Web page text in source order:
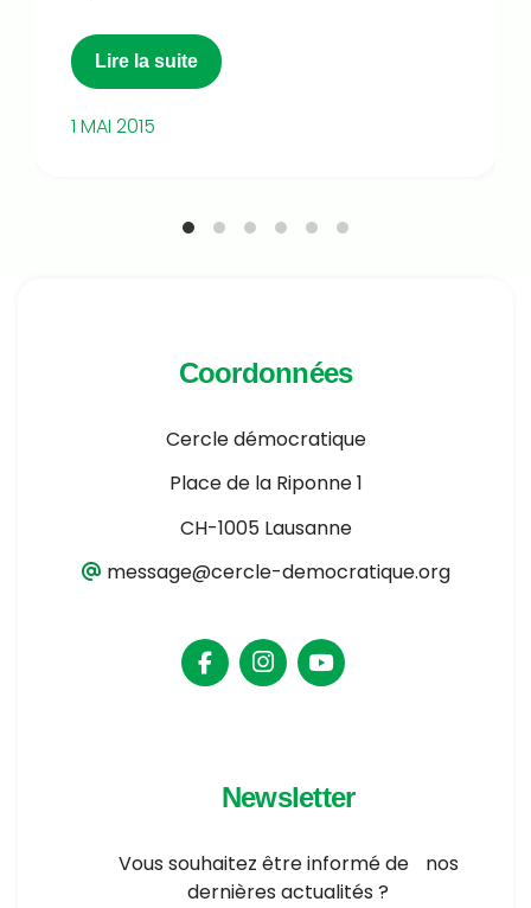
Lire la suite
1 MAI 2015
Coordonnées
Cercle démocratique
Place de la Riponne 1
CH-1005 Lausanne
message@cercle-democratique.org
Newsletter
Vous souhaitez être informé de nos
dernières actualités ?